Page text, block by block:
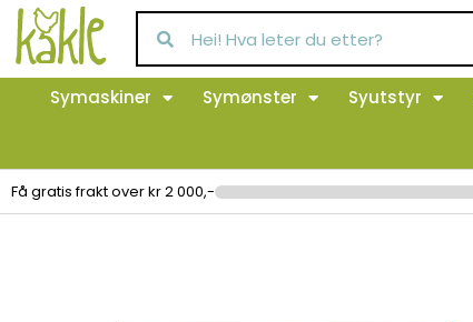
Symaskiner Symønster Syutstyr
Få gratis frakt over kr 2 000,-